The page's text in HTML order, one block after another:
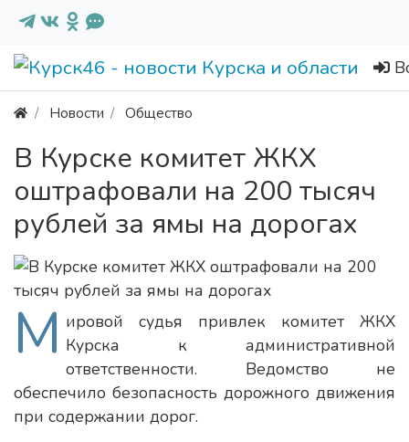
Новости Общество
В Курске комитет ЖКХ
оштрафовали на 200 тысяч
рублей за ямы на дорогах
М ировой судья привлек комитет ЖКХ
Курска к административной
ответственности. Ведомство не
обеспечило безопасность дорожного движения
при содержании дорог.